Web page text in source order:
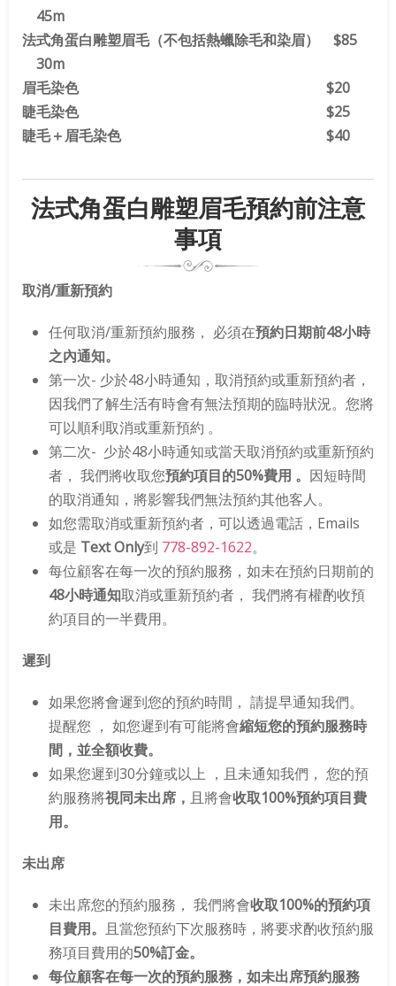
45m
法式角蛋白雕塑眉毛（不包括熱蠟除毛和染眉） $85
30m
眉毛染色 $20
睫毛染色 $25
睫毛＋眉毛染色 $40
法式角蛋白雕塑眉毛預約前注意
事項
取消/重新預約
任何取消/重新預約服務， 必須在預約日期前48小時
之內通知。
第一次- 少於48小時通知，取消預約或重新預約者，
因我們了解生活有時會有無法預期的臨時狀況。您將
可以順利取消或重新預約 。
第二次- 少於48小時通知或當天取消預約或重新預約
者， 我們將收取您預約項目的50%費用 。 因短時間
的取消通知，將影響我們無法預約其他客人。
如您需取消或重新預約者，可以透過電話，Emails
或是 Text Only到 778-892-1622。
每位顧客在每一次的預約服務，如未在預約日期前的
48小時通知取消或重新預約者， 我們將有權酌收預
約項目的一半費用。
遲到
如果您將會遲到您的預約時間， 請提早通知我們。
提醒您 ， 如您遲到有可能將會縮短您的預約服務時
間，並全額收費。
如果您遲到30分鐘或以上 ，且未通知我們， 您的預
約服務將視同未出席 ， 且將會收取100%預約項目費
用。
未出席
未出席您的預約服務， 我們將會收取100%的預約項
目費用。 且當您預約下次服務時，將要求酌收預約服
務項目費用的50%訂金。
每位顧客在每一次的預約服務，如未出席預約服務